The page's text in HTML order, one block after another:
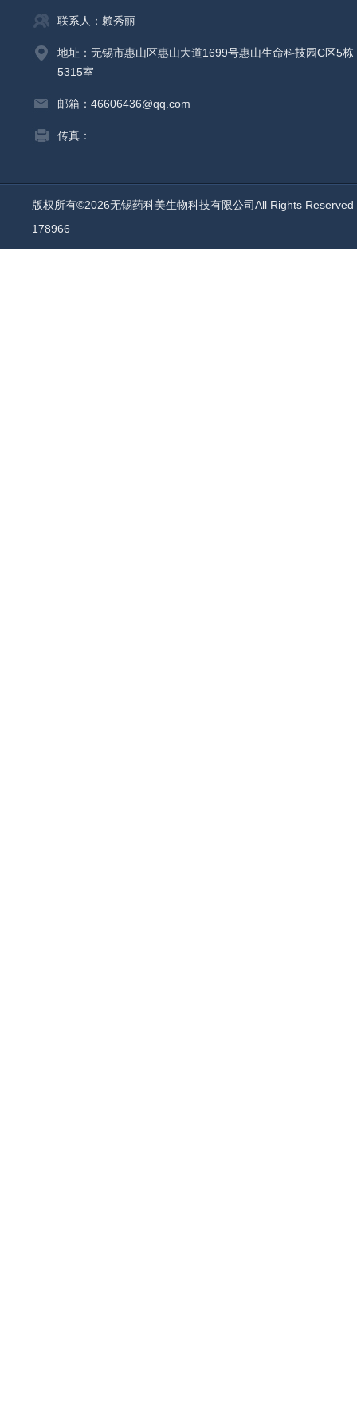
联系人：赖秀丽
地址：无锡市惠山区惠山大道1699号惠山生命科技园C区5栋
5315室
邮箱：46606436@qq.com
传真：
版权所有©2026无锡药科美生物科技有限公司All Rights
178966